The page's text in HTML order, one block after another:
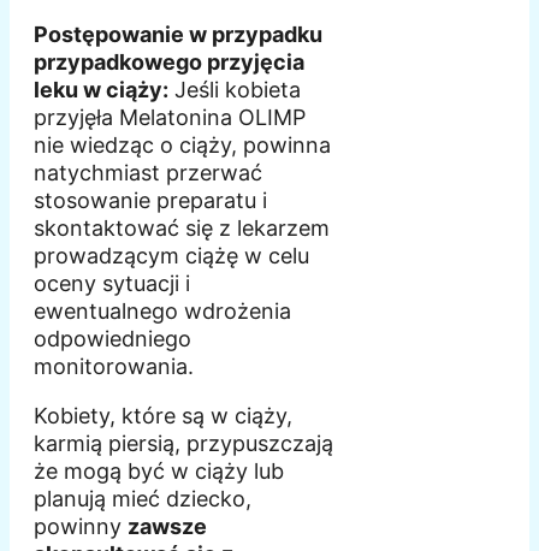
Postępowanie w przypadku
przypadkowego przyjęcia
leku w ciąży: Jeśli kobieta
przyjęła Melatonina OLIMP
nie wiedząc o ciąży, powinna
natychmiast przerwać
stosowanie preparatu i
skontaktować się z lekarzem
prowadzącym ciążę w celu
oceny sytuacji i
ewentualnego wdrożenia
odpowiedniego
monitorowania.
Kobiety, które są w ciąży,
karmią piersią, przypuszczają
że mogą być w ciąży lub
planują mieć dziecko,
powinny zawsze